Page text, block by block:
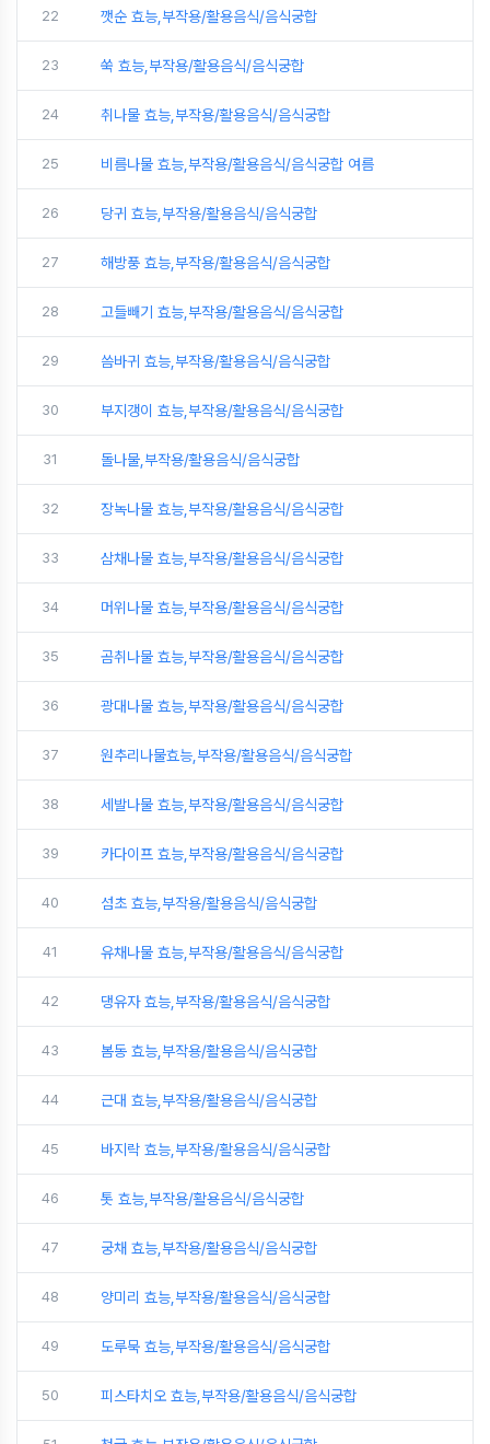
22 깻순 효능,부작용/활용음식/음식궁합
23 쑥 효능,부작용/활용음식/음식궁합
24 취나물 효능,부작용/활용음식/음식궁합
25 비름나물 효능,부작용/활용음식/음식궁합 여름
26 당귀 효능,부작용/활용음식/음식궁합
27 해방풍 효능,부작용/활용음식/음식궁합
28 고들빼기 효능,부작용/활용음식/음식궁합
29 씀바귀 효능,부작용/활용음식/음식궁합
30 부지갱이 효능,부작용/활용음식/음식궁합
31 돌나물,부작용/활용음식/음식궁합
32 장녹나물 효능,부작용/활용음식/음식궁합
33 삼채나물 효능,부작용/활용음식/음식궁합
34 머위나물 효능,부작용/활용음식/음식궁합
35 곰취나물 효능,부작용/활용음식/음식궁합
36 광대나물 효능,부작용/활용음식/음식궁합
37 원추리나물효능,부작용/활용음식/음식궁합
38 세발나물 효능,부작용/활용음식/음식궁합
39 카다이프 효능,부작용/활용음식/음식궁합
40 섬초 효능,부작용/활용음식/음식궁합
41 유채나물 효능,부작용/활용음식/음식궁합
42 댕유자 효능,부작용/활용음식/음식궁합
43 봄동 효능,부작용/활용음식/음식궁합
44 근대 효능,부작용/활용음식/음식궁합
45 바지락 효능,부작용/활용음식/음식궁합
46 톳 효능,부작용/활용음식/음식궁합
47 궁채 효능,부작용/활용음식/음식궁합
48 양미리 효능,부작용/활용음식/음식궁합
49 도루묵 효능,부작용/활용음식/음식궁합
50 피스타치오 효능,부작용/활용음식/음식궁합